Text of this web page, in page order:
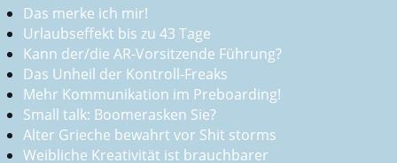
Das merke ich mir!
Urlaubseffekt bis zu 43 Tage
Kann der/die AR-Vorsitzende Führung?
Das Unheil der Kontroll-Freaks
Mehr Kommunikation im Preboarding!
Small talk: Boomerasken Sie?
Alter Grieche bewahrt vor Shit storms
Weibliche Kreativität ist brauchbarer